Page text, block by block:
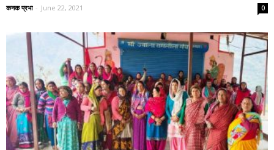
कनक प्रभा - June 22, 2021 0